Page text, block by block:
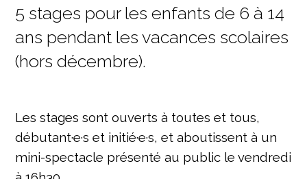
5 stages pour les enfants de 6 à 14
ans pendant les vacances scolaires
(hors décembre).
Les stages sont ouverts à toutes et tous,
débutant·e·s et initié·e·s, et aboutissent à un
mini-spectacle présenté au public le vendredi